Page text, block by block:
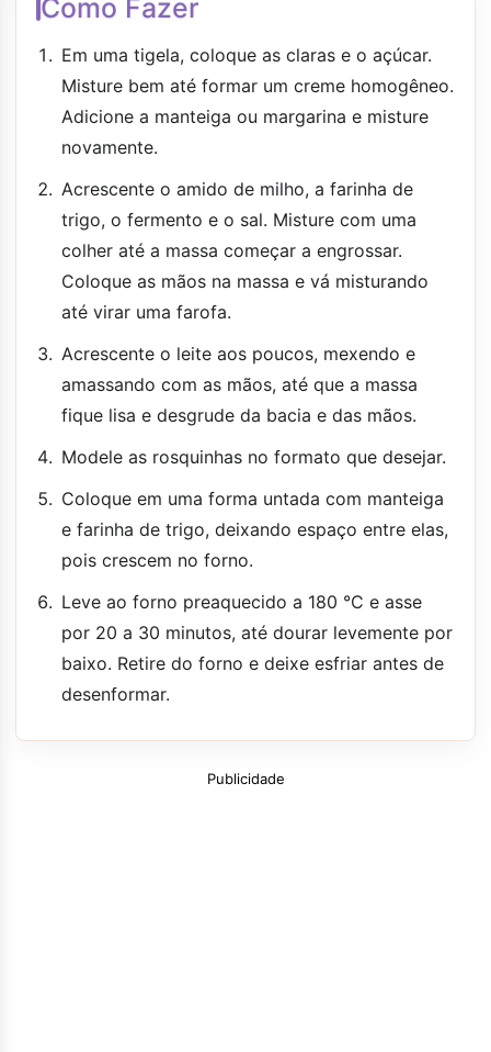
Como Fazer
Em uma tigela, coloque as claras e o açúcar.
Misture bem até formar um creme homogêneo.
Adicione a manteiga ou margarina e misture
novamente.
Acrescente o amido de milho, a farinha de
trigo, o fermento e o sal. Misture com uma
colher até a massa começar a engrossar.
Coloque as mãos na massa e vá misturando
até virar uma farofa.
Acrescente o leite aos poucos, mexendo e
amassando com as mãos, até que a massa
fique lisa e desgrude da bacia e das mãos.
Modele as rosquinhas no formato que desejar.
Coloque em uma forma untada com manteiga
e farinha de trigo, deixando espaço entre elas,
pois crescem no forno.
Leve ao forno preaquecido a 180 °C e asse
por 20 a 30 minutos, até dourar levemente por
baixo. Retire do forno e deixe esfriar antes de
desenformar.
Publicidade